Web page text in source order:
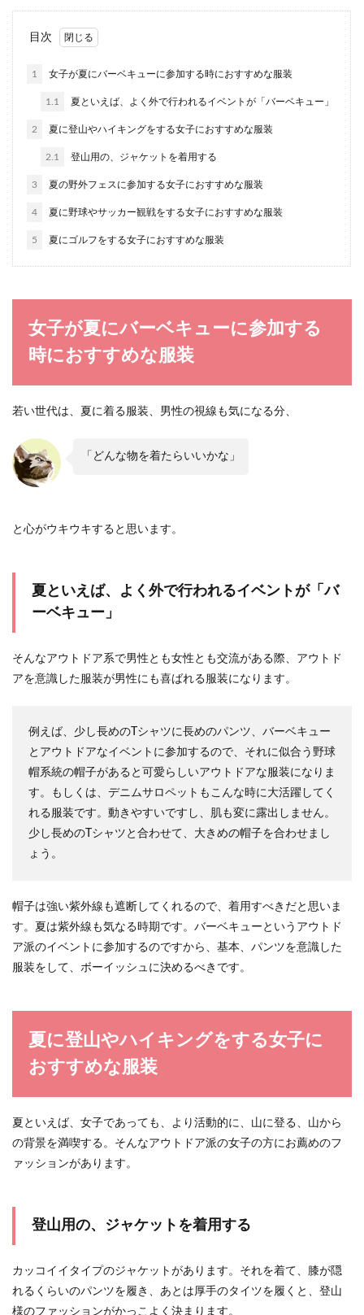
しと並んでいます。いざメガネを購入しようと思
っても、どれ...
女性の服装のタイプと特徴を紹介。骨
格に合わせた服装の選び方
毎日着る洋服のスタイリングに困っていません
お宮参りの服装はカジュアルでもOK！
選び方のポイントや注意点
いうあなた。 お宮参りのためにフォーマルな服を
デートのコーデポイント
して...
女子がおしゃれな服装をするなら、男
子もかわいいと思うものを
ものが良いですよね。 しかし、自分や周りの友達
がかわい...
スエードパンプスはいつまで？春夏に
履けるスエード靴
けます。 ...
高校生でも卒業パーティー？ドレスを
恩会に行く場合がありますが。沖縄では少し違う
女性がデートに行く時におすすめな服
装についてご紹介
同窓会の服装は会場に合わせて選ぶ！
20代後半女性に似合う服
目次
1 女子が夏にバーベキューに参加する時におすすめな服装
1.1 夏といえば、よく外で行われるイベントが「バーベキュー」
2 夏に登山やハイキングをする女子におすすめな服装
2.1 登山用の、ジャケットを着用する
3 夏の野外フェスに参加する女子におすすめな服装
4 夏に野球やサッカー観戦をする女子におすすめな服装
5 夏にゴルフをする女子におすすめな服装
女子が夏にバーベキューに参加する
時におすすめな服装
若い世代は、夏に着る服装、男性の視線も気になる分、
「どんな物を着たらいいかな」
と心がウキウキすると思います。
夏といえば、よく外で行われるイベントが「バ
ーベキュー」
そんなアウトドア系で男性とも女性とも交流がある際、アウトド
アを意識した服装が男性にも喜ばれる服装になります。
例えば、少し長めのTシャツに長めのパンツ、バーベキュー
とアウトドアなイベントに参加するので、それに似合う野球
帽系統の帽子があると可愛らしいアウトドアな服装になりま
す。もしくは、デニムサロペットもこんな時に大活躍してく
れる服装です。動きやすいですし、肌も変に露出しません。
少し長めのTシャツと合わせて、大きめの帽子を合わせまし
ょう。
帽子は強い紫外線も遮断してくれるので、着用すべきだと思いま
す。夏は紫外線も気なる時期です。バーベキューというアウトド
ア派のイベントに参加するのですから、基本、パンツを意識した
服装をして、ボーイッシュに決めるべきです。
夏に登山やハイキングをする女子に
おすすめな服装
夏といえば、女子であっても、より活動的に、山に登る、山から
の背景を満喫する。そんなアウトドア派の女子の方にお薦めのフ
ァッションがあります。
登山用の、ジャケットを着用する
カッコイイタイプのジャケットがあります。それを着て、膝が隠
れるくらいのパンツを履き、あとは厚手のタイツを履くと、登山
様のファッションがかっこよく決まります。